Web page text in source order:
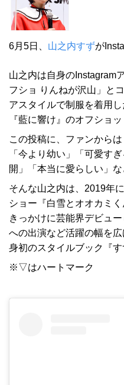
6月5日、 山之内すずが
山之内は自身のInstagram
フショ りんねが沢山」と
アスタイルで制服を着用
『藍に響け』のオフショ
この投稿に、ファンから
「今より幼い」「可愛す
開」「本当に愛らしい」
そんな山之内は、2019年
ショー『白雪とオオカミ
きっかけに芸能界デビュ
への出演など活躍の幅を
身初のスタイルブック『
※▽はハートマーク